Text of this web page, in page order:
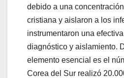
debido a una
cristiana y aislaron a los
instrumentaron una
diagnóstico y aislamiento.
elemento esencial es el
Corea del Sur realizó